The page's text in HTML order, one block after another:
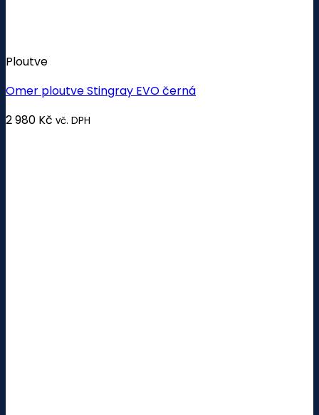
Ploutve
Omer ploutve Stingray EVO černá
2 980 Kč vč. DPH